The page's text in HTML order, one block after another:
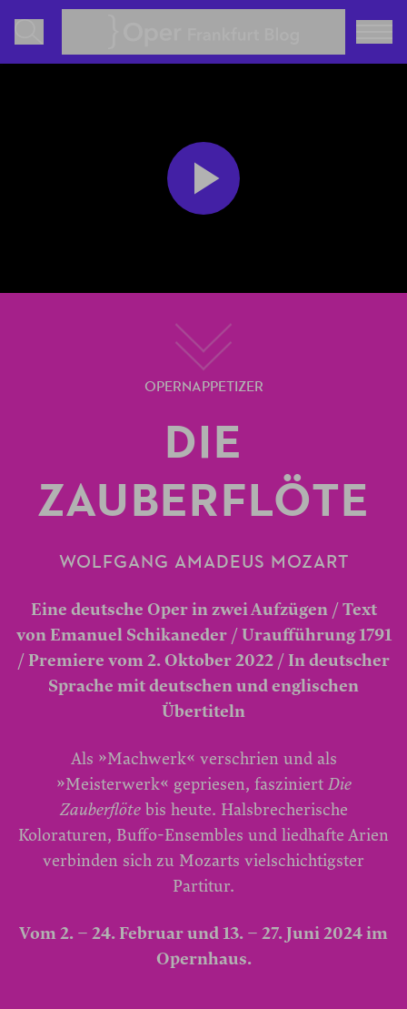
Play
Video
OPERNAPPETIZER
DIE
ZAUBERFLÖTE
WOLFGANG AMADEUS MOZART
Eine deutsche Oper in zwei Aufzügen / Text
von Emanuel Schikaneder / Uraufführung 1791
/ Premiere vom 2. Oktober 2022 / In deutscher
Sprache mit deutschen und englischen
Übertiteln
Als »Machwerk« verschrien und als
»Meisterwerk« gepriesen, fasziniertDie
Zauberflötebis heute. Halsbrecherische
Koloraturen, Buffo-Ensembles und liedhafte Arien
verbinden sich zu Mozarts vielschichtigster
Partitur.
Vom 2. – 24. Februar und 13. – 27. Juni 2024 im
Opernhaus.